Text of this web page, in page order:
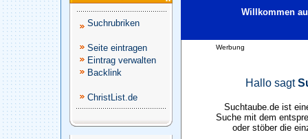
Suchrubriken
Seite eintragen
Eintrag verwalten
Backlink
ChristList.de
Willkommen
Werbung
Hallo sagt
Suchtaube.de ist
Suche mit dem
oder stöber die